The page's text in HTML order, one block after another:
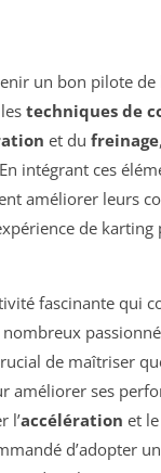
un bon pilote de
techniques de
et du freinage
intégrant ces
améliorer leurs
de
fascinante qui
de maîtriser
améliorer ses
l’accélération et le
d’adopter